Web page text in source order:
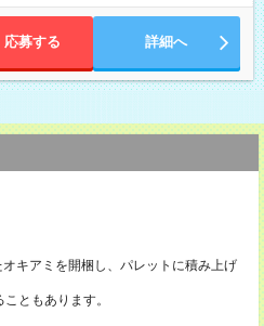
応募する 詳細へ
オキアミを開梱し、パレットに積み上げ
ともあります。